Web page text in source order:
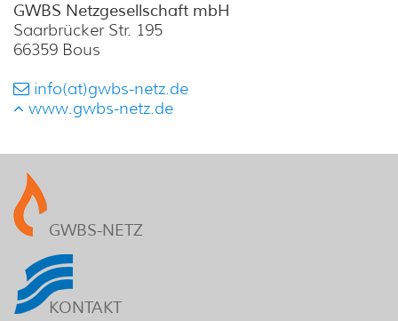
GWBS Netzgesellschaft mbH
Saarbrücker Str. 195
66359 Bous
info(at)gwbs-netz.de
www.gwbs-netz.de
GWBS-NETZ
KONTAKT